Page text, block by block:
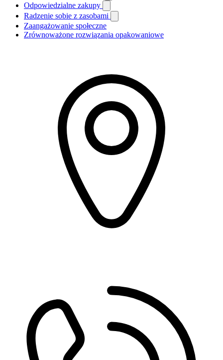
Odpowiedzialne zakupy
Radzenie sobie z zasobami
Zaangażowanie społeczne
Zrównoważone rozwiązania opakowaniowe